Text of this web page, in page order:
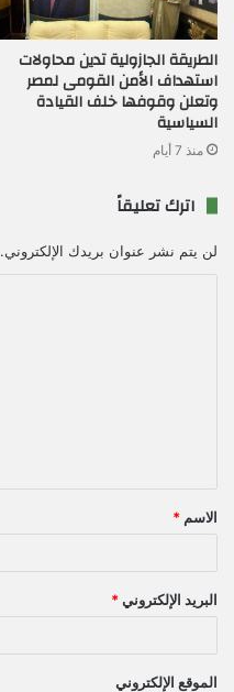
الطريقة الجازولية تدين محاولات
استهداف الأمن القومى لمصر
وتعلن وقوفها خلف القيادة
السياسية
منذ 7 أيام
اترك تعليقاً
لن يتم نشر عنوان بريدك الإلكتروني.
ق
*
الاسم *
البريد الإلكتروني *
الموقع الإلكتروني